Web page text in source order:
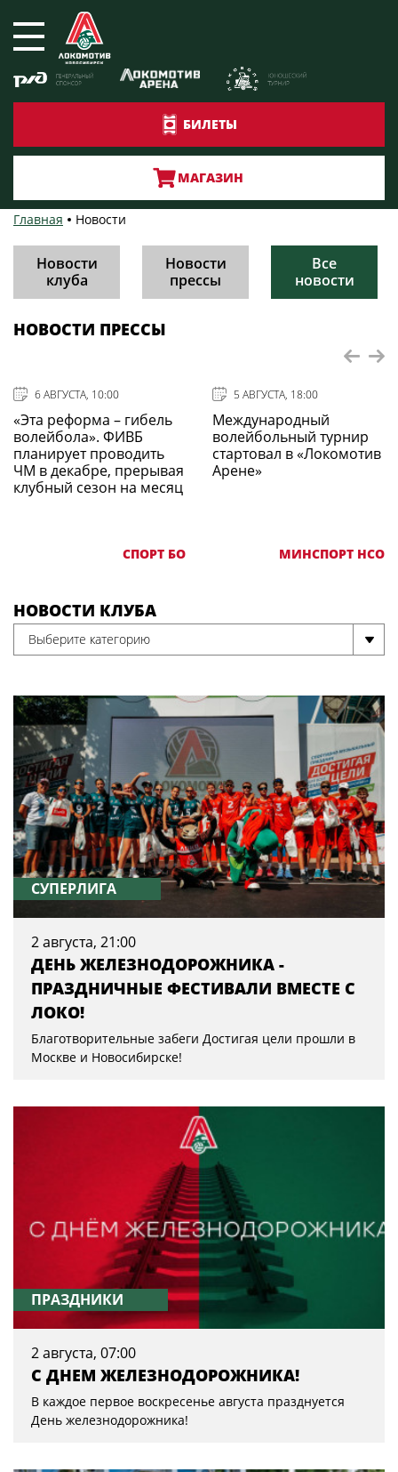
БИЛЕТЫ
МАГАЗИН
Главная Новости
Новости
клуба
Новости
прессы
Все
новости
НОВОСТИ ПРЕССЫ
6 АВГУСТА, 10:00
«Эта реформа – гибель
волейбола». ФИВБ
планирует проводить
ЧМ в декабре, прерывая
клубный сезон на месяц
СПОРТ БО
5 АВГУСТА, 18:00
Международный
волейбольный турнир
стартовал в «Локомотив
Арене»
МИНСПОРТ НСО
НОВОСТИ КЛУБА
СУПЕРЛИГА
2 августа, 21:00
ДЕНЬ ЖЕЛЕЗНОДОРОЖНИКА -
ПРАЗДНИЧНЫЕ ФЕСТИВАЛИ ВМЕСТЕ С
ЛОКО!
Благотворительные забеги Достигая цели прошли в
Москве и Новосибирске!
ПРАЗДНИКИ
2 августа, 07:00
С ДНЕМ ЖЕЛЕЗНОДОРОЖНИКА!
В каждое первое воскресенье августа празднуется
День железнодорожника!